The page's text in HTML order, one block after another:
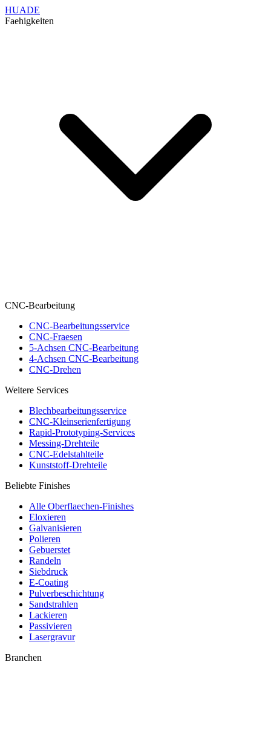
HUADE
Faehigkeiten
CNC-Bearbeitung
CNC-Bearbeitungsservice
CNC-Fraesen
5-Achsen CNC-Bearbeitung
4-Achsen CNC-Bearbeitung
CNC-Drehen
Weitere Services
Blechbearbeitungsservice
CNC-Kleinserienfertigung
Rapid-Prototyping-Services
Messing-Drehteile
CNC-Edelstahlteile
Kunststoff-Drehteile
Beliebte Finishes
Alle Oberflaechen-Finishes
Eloxieren
Galvanisieren
Polieren
Gebuerstet
Randeln
Siebdruck
E-Coating
Pulverbeschichtung
Sandstrahlen
Lackieren
Passivieren
Lasergravur
Branchen